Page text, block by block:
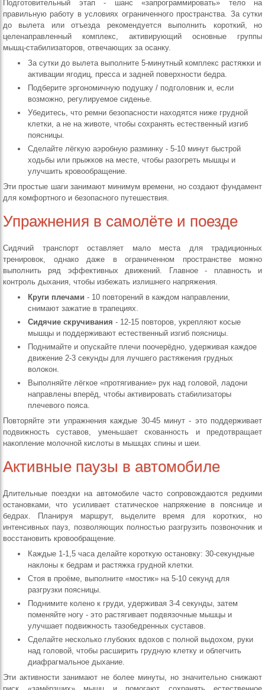
Подготовительный этап - шанс «запрограммировать» тело на
правильную работу в условиях ограниченного пространства. За сутки
до вылета или отъезда рекомендуется выполнить короткий, но
целенаправленный комплекс, активирующий основные группы
мышц‑стабилизаторов, отвечающих за осанку.
За сутки до вылета выполните 5‑минутный комплекс растяжки и
активации ягодиц, пресса и задней поверхности бедра.
Подберите эргономичную подушку / подголовник и, если
возможно, регулируемое сиденье.
Убедитесь, что ремни безопасности находятся ниже грудной
клетки, а не на животе, чтобы сохранять естественный изгиб
поясницы.
Сделайте лёгкую аэробную разминку - 5‑10 минут быстрой
ходьбы или прыжков на месте, чтобы разогреть мышцы и
улучшить кровообращение.
Эти простые шаги занимают минимум времени, но создают фундамент
для комфортного и безопасного путешествия.
Упражнения в самолёте и поезде
Сидячий транспорт оставляет мало места для традиционных
тренировок, однако даже в ограниченном пространстве можно
выполнить ряд эффективных движений. Главное - плавность и
контроль дыхания, чтобы избежать излишнего напряжения.
Круги плечами - 10 повторений в каждом направлении,
снимают зажатие в трапециях.
Сидячие скручивания - 12‑15 повторов, укрепляют косые
мышцы и поддерживают естественный изгиб поясницы.
Поднимайте и опускайте плечи поочерёдно, удерживая каждое
движение 2‑3 секунды для лучшего растяжения грудных
волокон.
Выполняйте лёгкое «протягивание» рук над головой, ладони
направлены вперёд, чтобы активировать стабилизаторы
плечевого пояса.
Повторяйте эти упражнения каждые 30‑45 минут - это поддерживает
подвижность суставов, уменьшает скованность и предотвращает
накопление молочной кислоты в мышцах спины и шеи.
Активные паузы в автомобиле
Длительные поездки на автомобиле часто сопровождаются редкими
остановками, что усиливает статическое напряжение в пояснице и
бедрах. Планируя маршрут, выделите время для коротких, но
интенсивных пауз, позволяющих полностью разгрузить позвоночник и
восстановить кровообращение.
Каждые 1‑1,5 часа делайте короткую остановку: 30‑секундные
наклоны к бедрам и растяжка грудной клетки.
Стоя в проёме, выполните «мостик» на 5‑10 секунд для
разгрузки поясницы.
Поднимите колено к груди, удерживая 3‑4 секунды, затем
поменяйте ногу - это растягивает подвязочные мышцы и
улучшает подвижность тазобедренных суставов.
Сделайте несколько глубоких вдохов с полной выдохом, руки
над головой, чтобы расширить грудную клетку и облегчить
диафрагмальное дыхание.
Эти активности занимают не более минуты, но значительно снижают